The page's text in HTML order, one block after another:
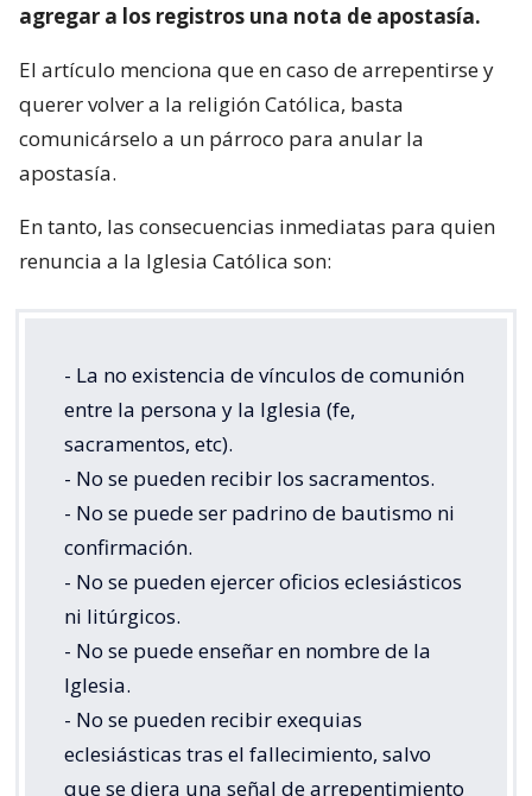
agregar a los registros una nota de apostasía.
El artículo menciona que en caso de arrepentirse y
querer volver a la religión Católica, basta
comunicárselo a un párroco para anular la
apostasía.
En tanto, las consecuencias inmediatas para quien
renuncia a la Iglesia Católica son:
- La no existencia de vínculos de comunión
entre la persona y la Iglesia (fe,
sacramentos, etc).
- No se pueden recibir los sacramentos.
- No se puede ser padrino de bautismo ni
confirmación.
- No se pueden ejercer oficios eclesiásticos
ni litúrgicos.
- No se puede enseñar en nombre de la
Iglesia.
- No se pueden recibir exequias
eclesiásticas tras el fallecimiento, salvo
que se diera una señal de arrepentimiento